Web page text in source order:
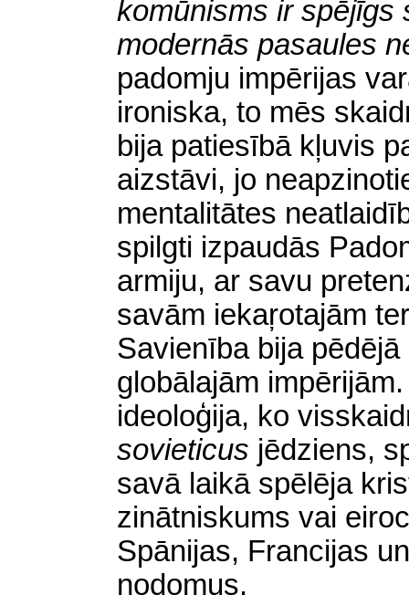
komūnisms ir spējīgs
modernās pasaules
padomju impērijas
ironiska, to mēs
bija patiesībā kļuvis
aizstāvi, jo
mentalitātes
spilgti izpaudās
armiju, ar savu
savām iekaŗotajām
Savienība bija
globālajām
ideoloģija, ko
sovieticus jēdziens,
savā laikā spēlēja
zinātniskums vai
Spānijas, Francijas
nodomus.